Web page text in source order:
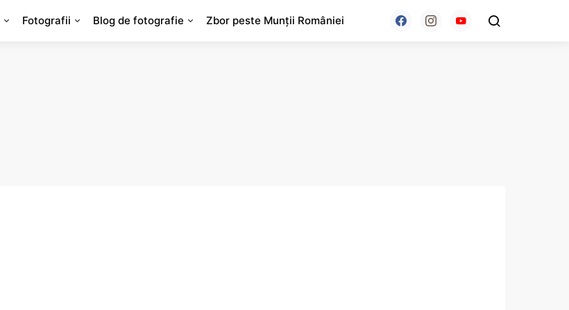
Fotografii Blog de fotografie Zbor peste Munții României